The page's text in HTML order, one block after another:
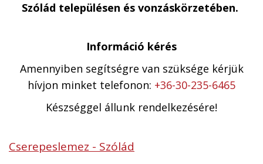
Szólád településen és vonzáskörzetében.
Információ kérés
Amennyiben segítségre van szüksége kérjük
hívjon minket telefonon: +36-30-235-6465
Készséggel állunk rendelkezésére!
Cserepeslemez - Szólád